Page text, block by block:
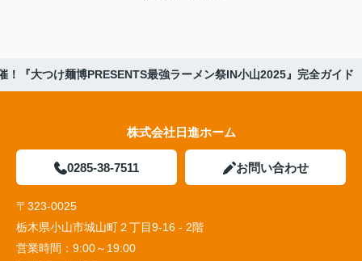
！『大つけ麺博PRESENTS最強ラーメン祭IN小山2025』完全ガイド
株式会社日進ホーム
0285-38-7511 お問い合わせ
〒323-0025
栃木県小山市城山町２丁目9-16 - 2階
営業時間： 9:00～19:00